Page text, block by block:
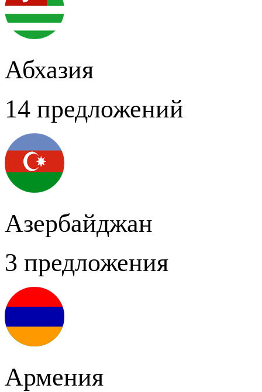
Абхазия
14 предложений
Азербайджан
3 предложения
Армения